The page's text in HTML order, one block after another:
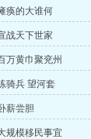
痪的大谁何
战天下世家
万黄巾聚兖州
骑兵 望河套
薪尝胆
规模移民事宜